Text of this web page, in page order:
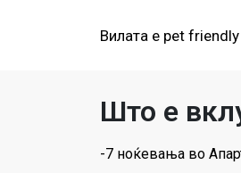
Вилата е pet
Што е
-7 ноќевања во